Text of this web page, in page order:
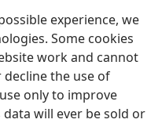
experience, we
Some cookies
work and cannot
decline the use of
only to improve
will ever be sold or
Voorkeure
Tract Society of Pennsylvania
Meld aan